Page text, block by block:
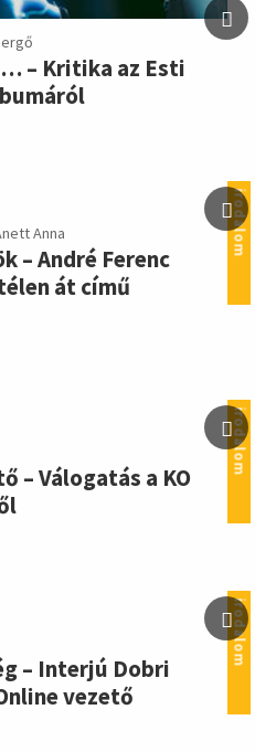
– Kritika az Esti
irodalom
Anna
– André Ferenc
át című
irodalom
– Válogatás a KO
irodalom
– Interjú Dobri
vezető